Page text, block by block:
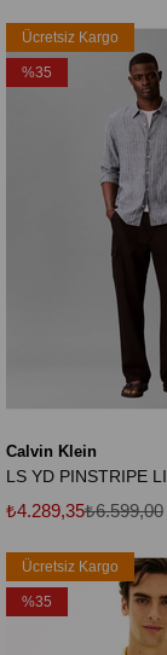
Calvin Klein
₺4.289,35₺6.599,00
Ücretsiz Kargo
%35
Ücretsiz Kargo
%35